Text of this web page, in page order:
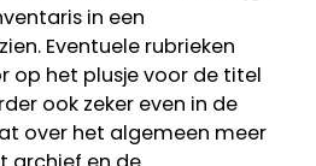
in een
Eventuele rubrieken
op het plusje voor de titel
ook zeker even in de
over het algemeen meer